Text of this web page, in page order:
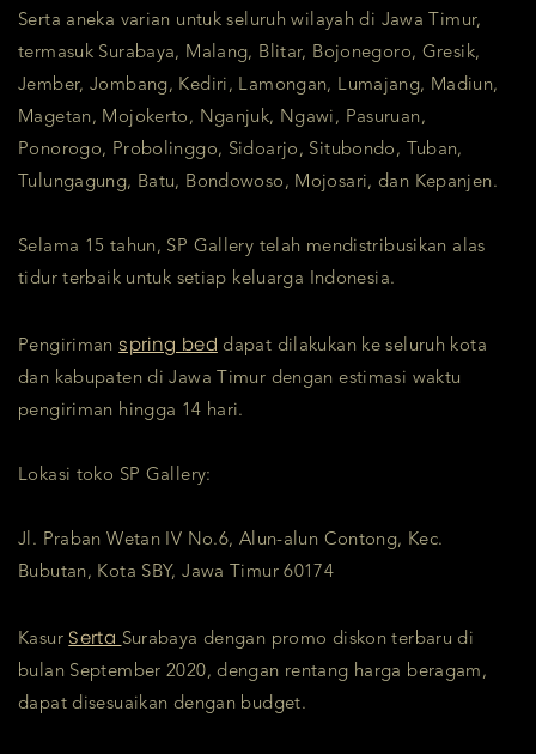
Serta aneka varian untuk seluruh wilayah di Jawa Timur,
termasuk Surabaya, Malang, Blitar, Bojonegoro, Gresik,
Jember, Jombang, Kediri, Lamongan, Lumajang, Madiun,
Magetan, Mojokerto, Nganjuk, Ngawi, Pasuruan,
Ponorogo, Probolinggo, Sidoarjo, Situbondo, Tuban,
Tulungagung, Batu, Bondowoso, Mojosari, dan Kepanjen.
Selama 15 tahun, SP Gallery telah mendistribusikan alas
tidur terbaik untuk setiap keluarga Indonesia.
Pengiriman spring bed dapat dilakukan ke seluruh kota
dan kabupaten di Jawa Timur dengan estimasi waktu
pengiriman hingga 14 hari.
Lokasi toko SP Gallery:
Jl. Praban Wetan IV No.6, Alun-alun Contong, Kec.
Bubutan, Kota SBY, Jawa Timur 60174
Kasur Serta Surabaya dengan promo diskon terbaru di
bulan September 2020, dengan rentang harga beragam,
dapat disesuaikan dengan budget.